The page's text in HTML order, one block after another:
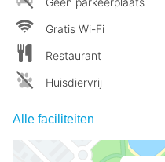
Gratis Wi-Fi
Restaurant
Huisdiervrij
Alle faciliteiten